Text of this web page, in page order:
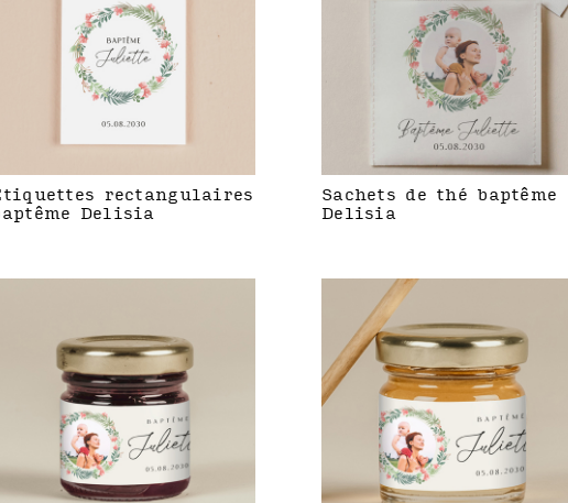
rectangulaires
Delisia
Sachets de thé baptême
Delisia